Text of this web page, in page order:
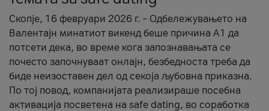
Скопје, 16 февруари 2026 г. – Одбележувањето на
Валентајн минатиот викенд беше причина А1 да
потсети дека, во време кога запознавањата се
почесто започнуваат онлајн, безбедноста треба да
биде неизоставен дел од секоја љубовна приказна.
По тој повод, компанијата реализираше посебна
активација посветена на safe dating, во соработка